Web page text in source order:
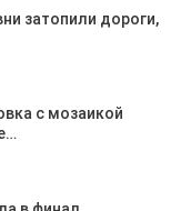
затопили дороги,
с мозаикой